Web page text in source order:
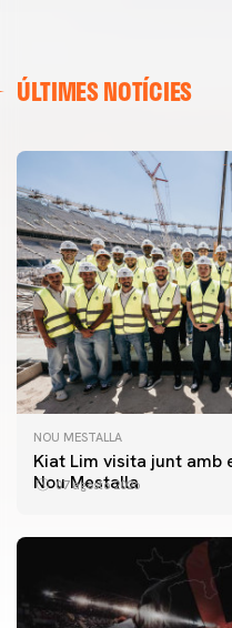
ÚLTIMES NOTÍCIES
NOU MESTALLA
Kiat Lim visita junt amb
Nou Mestalla
07 agosto 2026